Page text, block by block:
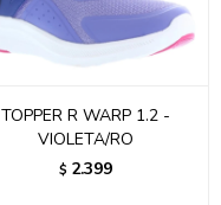
TOPPER R WARP 1.2 -
VIOLETA/RO
$ 2.399